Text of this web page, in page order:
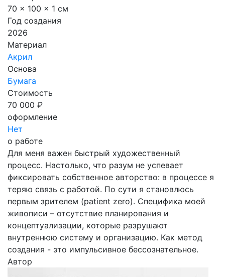
70 x 100 x 1 см
Год создания
2026
Материал
Акрил
Основа
Бумага
Стоимость
70 000 ₽
оформление
Нет
о работе
Для меня важен быстрый художественный
процесс. Настолько, что разум не успевает
фиксировать собственное авторство: в процессе я
теряю связь с работой. По сути я становлюсь
первым зрителем (patient zero). Специфика моей
живописи – отсутствие планирования и
концептуализации, которые разрушают
внутреннюю систему и организацию. Как метод
создания - это импульсивное бессознательное.
Автор